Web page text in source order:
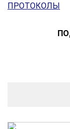
ПРОТОКОЛЫ